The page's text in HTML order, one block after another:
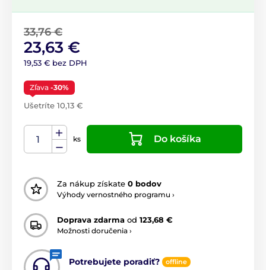
33,76 €
23,63 €
19,53 € bez DPH
Zľava -30%
Ušetríte 10,13 €
ks Do košíka
Za nákup získate 0 bodov
Výhody vernostného programu ›
Doprava zdarma od 123,68 €
Možnosti doručenia ›
Potrebujete poradiť? offline